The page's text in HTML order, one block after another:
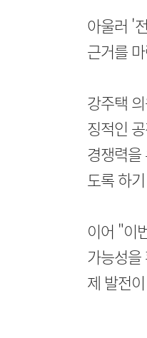
아울러 '
근거를
강주택
징적인
경쟁력을
도록 하
이어 "이
가능성
제 발전